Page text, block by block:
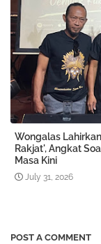
Wongalas
Rakjat', Angkat
Masa Kini
July 31, 2026
POST A COMMENT